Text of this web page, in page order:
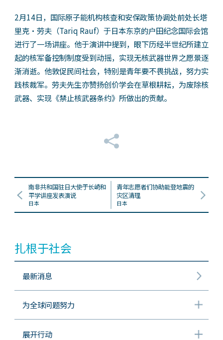
2月14日，国际原子能机构核查和安保政策协调处前处长塔
里克・劳夫（Tariq Rauf）于日本东京的户田纪念国际会馆
进行了一场讲座。他于演讲中提到，眼下历经半世纪所建立
起的核军备控制制度受到动摇，实现无核武器世界之愿景逐
渐消逝。他敦促民间社会，特别是青年要不畏挑战，努力实
践核裁军。劳夫先生亦赞扬创价学会在草根耕耘，为废除核
武器、实现《禁止核武器条约》所做出的贡献。
南非共和国驻日大使于长崎和
平学讲座发表演说
日本
青年志愿者们协助能登地震的
灾区清理
日本
扎根于社会
最新消息
为全球问题努力
展开行动